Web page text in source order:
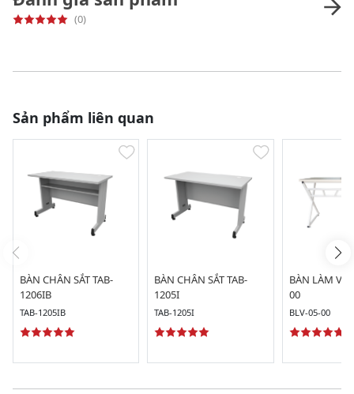
(0)
Sản phẩm liên quan
BÀN CHÂN SẮT TAB-
1206IB
TAB-1205IB
BÀN CHÂN SẮT TAB-
1205I
TAB-1205I
BÀN LÀM
00
BLV-05-00